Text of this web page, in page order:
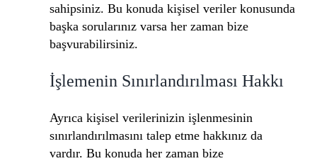
sahipsiniz. Bu konuda kişisel veriler konusunda
başka sorularınız varsa her zaman bize
başvurabilirsiniz.
İşlemenin Sınırlandırılması Hakkı
Ayrıca kişisel verilerinizin işlenmesinin
sınırlandırılmasını talep etme hakkınız da
vardır. Bu konuda her zaman bize